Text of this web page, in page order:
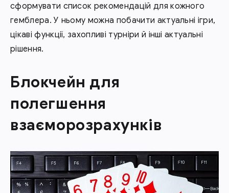
сформувати список рекомендацій для кожного
гемблера. У ньому можна побачити актуальні ігри,
цікаві функції, захопливі турніри й інші актуальні
рішення.
Блокчейн для
полегшення
взаєморозрахунків